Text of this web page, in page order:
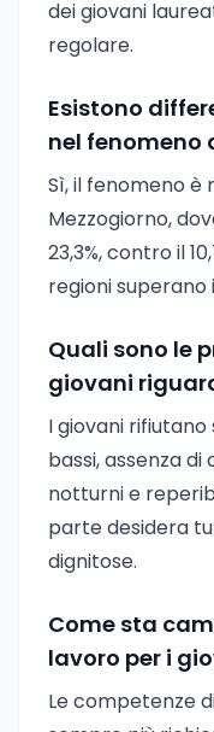
dei giovani
regolare.
Esistono
nel fenomeno
Sì, il fenomeno
Mezzogiorno,
23,3%, contro il
regioni superano
Quali sono le
giovani
I giovani
bassi, assenza
notturni e
parte desidera
dignitose.
Come sta
lavoro per i
Le competenze